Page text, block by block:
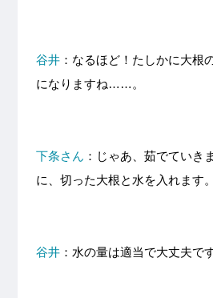
谷井：なるほど！たしかに大根
になりますね……。
下条さん ：じゃあ、茹でていき
に、切った大根と水を入れます。
谷井：水の量は適当で大丈夫で